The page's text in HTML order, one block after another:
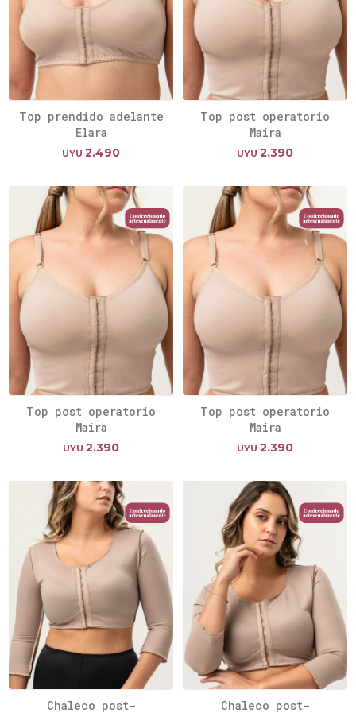
Top prendido adelante
Elara
UYU 2.490
Top post operatorio
Maira
UYU 2.390
Top post operatorio
Maira
UYU 2.390
Top post operatorio
Maira
UYU 2.390
Chaleco post- Chaleco post-